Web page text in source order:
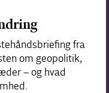
fra
om geopolitik,
– og hvad